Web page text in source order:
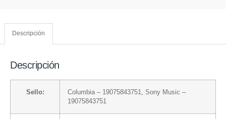
Descripción
Descripción
Sello: Columbia – 19075843751, Sony Music –
19075843751